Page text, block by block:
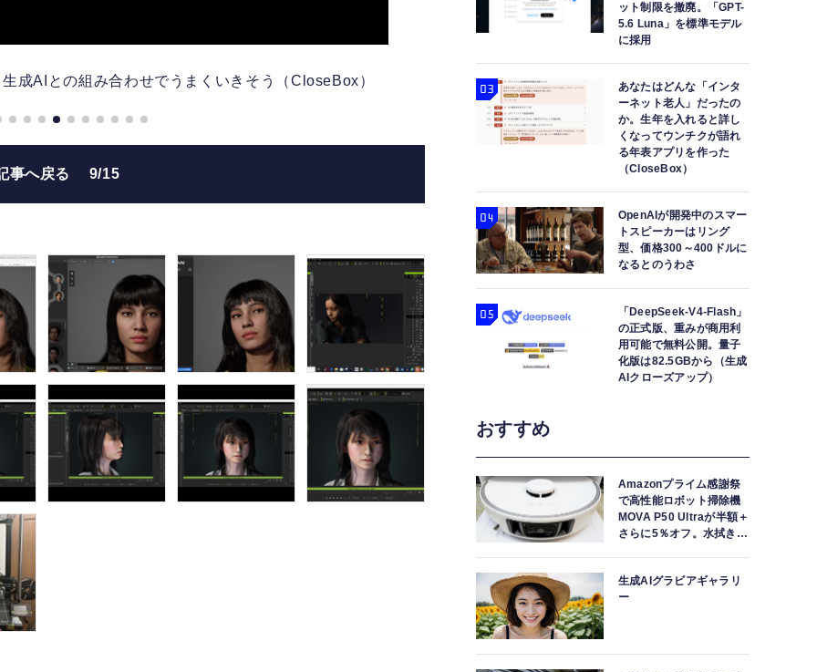
成AIとの組み合わせでうまくいきそう（CloseBox） 実在の人物の3Dバーチャルヒューマン化、生成
事へ戻る 9/15
ット制限を撤廃。「GPT-
5.6 Luna」を標準モデル
に採用
あなたはどんな「インタ
ーネット老人」だったの
か。生年を入れると詳し
くなってウンチクが語れ
る年表アプリを作った
（CloseBox）
OpenAIが開発中のスマー
トスピーカーはリング
型、価格300～400ドルに
なるとのうわさ
「DeepSeek-V4-Flash」
の正式版、重みが商用利
用可能で無料公開。量子
化版は82.5GBから（生成
AIクローズアップ）
おすすめ
Amazonプライム感謝祭
で高性能ロボット掃除機
MOVA P50 Ultraが半額＋
さらに5％オフ。水拭きモ
生成AIグラビアギャラリ
ー